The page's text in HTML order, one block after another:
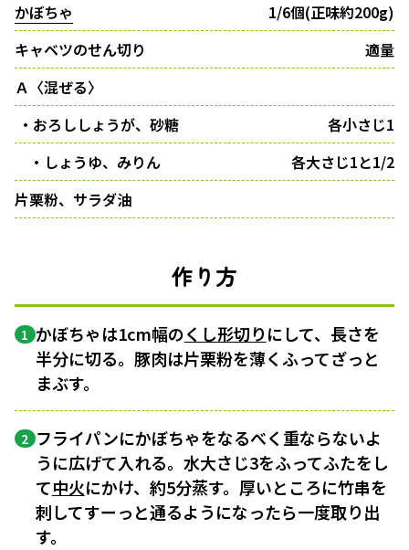
かぼちゃ
1/6個(正味約200g)
キャベツのせん切り
適量
Ａ〈混ぜる〉
・おろししょうが、砂糖
各小さじ1
・しょうゆ、みりん
各大さじ1と1/2
片栗粉、サラダ油
作り方
1 かぼちゃは1cm幅のくし形切りにして、長さを
半分に切る。豚肉は片栗粉を薄くふってざっと
まぶす。
2 フライパンにかぼちゃをなるべく重ならないよ
うに広げて入れる。水大さじ3をふってふたをし
て中火にかけ、約5分蒸す。厚いところに竹串を
刺してすーっと通るようになったら一度取り出
す。